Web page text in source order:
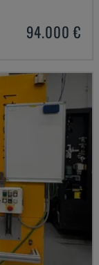
94.000 €